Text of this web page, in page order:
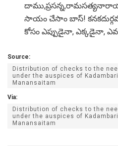
సాయం చేసాం బాస్!
కోసం ఎప్పుడైనా, ఎక్కడైనా,
Source:
Distribution of checks to the
under the auspices of
Manansaitam
Via:
Distribution of checks to the
under the auspices of
Manansaitam